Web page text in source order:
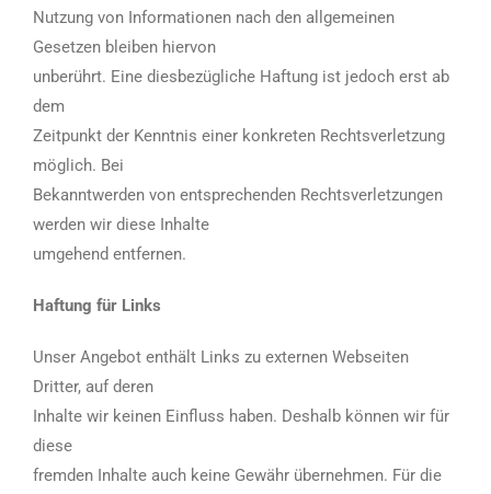
Nutzung von Informationen nach den allgemeinen
Gesetzen bleiben hiervon
unberührt. Eine diesbezügliche Haftung ist jedoch erst ab
dem
Zeitpunkt der Kenntnis einer konkreten Rechtsverletzung
möglich. Bei
Bekanntwerden von entsprechenden Rechtsverletzungen
werden wir diese Inhalte
umgehend entfernen.
Haftung für Links
Unser Angebot enthält Links zu externen Webseiten
Dritter, auf deren
Inhalte wir keinen Einfluss haben. Deshalb können wir für
diese
fremden Inhalte auch keine Gewähr übernehmen. Für die